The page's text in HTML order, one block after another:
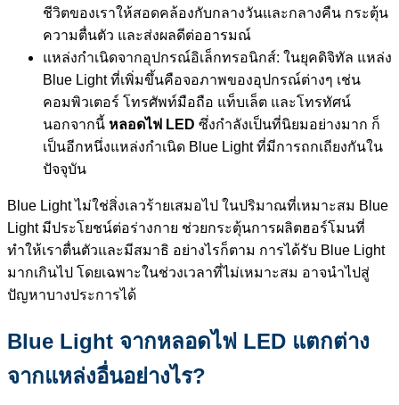
ชีวิตของเราให้สอดคล้องกับกลางวันและกลางคืน กระตุ้น
ความตื่นตัว และส่งผลดีต่ออารมณ์
แหล่งกำเนิดจากอุปกรณ์อิเล็กทรอนิกส์: ในยุคดิจิทัล แหล่ง
Blue Light ที่เพิ่มขึ้นคือจอภาพของอุปกรณ์ต่างๆ เช่น
คอมพิวเตอร์ โทรศัพท์มือถือ แท็บเล็ต และโทรทัศน์
นอกจากนี้ หลอดไฟ LED ซึ่งกำลังเป็นที่นิยมอย่างมาก ก็
เป็นอีกหนึ่งแหล่งกำเนิด Blue Light ที่มีการถกเถียงกันใน
ปัจจุบัน
Blue Light ไม่ใช่สิ่งเลวร้ายเสมอไป ในปริมาณที่เหมาะสม Blue
Light มีประโยชน์ต่อร่างกาย ช่วยกระตุ้นการผลิตฮอร์โมนที่
ทำให้เราตื่นตัวและมีสมาธิ อย่างไรก็ตาม การได้รับ Blue Light
มากเกินไป โดยเฉพาะในช่วงเวลาที่ไม่เหมาะสม อาจนำไปสู่
ปัญหาบางประการได้
Blue Light จากหลอดไฟ LED แตกต่าง
จากแหล่งอื่นอย่างไร?